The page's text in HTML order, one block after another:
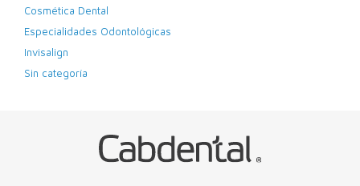
Cosmética Dental
Especialidades Odontológicas
Invisalign
Sin categoría